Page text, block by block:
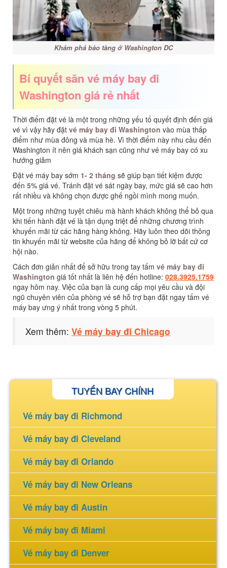
Khám phá bảo tàng ở Washington DC
Bí quyết săn vé máy bay đi
Washington giá rẻ nhất
Thời điểm đặt vé là một trong những yếu tố quyết định đến giá
vé vì vậy hãy đặt vé máy bay đi Washington vào mùa thấp
điểm như mùa đông và mùa hè. Vì thời điểm này nhu cầu đến
Washington ít nên giá khách sạn cũng như vé máy bay có xu
hướng giảm
Đặt vé máy bay sớm 1- 2 tháng sẽ giúp bạn tiết kiệm được
đến 5% giá vé. Tránh đặt vé sát ngày bay, mức giá sẽ cao hơn
rất nhiều và không chọn được ghế ngồi mình mong muốn.
Một trong những tuyệt chiêu mà hành khách không thể bỏ qua
khi tiến hành đặt vé là tận dụng triệt để những chương trình
khuyến mãi từ các hãng hàng không. Hãy luôn theo dõi thông
tin khuyến mãi từ website của hãng để không bỏ lỡ bất cứ cơ
hội nào.
Cách đơn giản nhất để sở hữu trong tay tấm vé máy bay đi
Washington giá tốt nhất là liên hệ đến hotline: 028.3925.1759
ngay hôm nay. Việc của bạn là cung cấp mọi yêu cầu và đội
ngũ chuyên viên của phòng vé sẽ hỗ trợ bạn đặt ngay tấm vé
máy bay ưng ý nhất trong vòng 5 phút.
Xem thêm: Vé máy bay đi Chicago
TUYẾN BAY CHÍNH
Vé máy bay đi Richmond
Vé máy bay đi Cleveland
Vé máy bay đi Orlando
Vé máy bay đi New Orleans
Vé máy bay đi Austin
Vé máy bay đi Miami
Vé máy bay đi Denver